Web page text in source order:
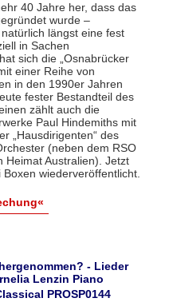
40 Jahre her, dass das
wurde –
längst eine fest
in Sachen
sich die „Osnabrücker
einer Reihe von
in den 1990er Jahren
fester Bestandteil des
zählt auch die
Paul Hindemiths mit
„Hausdirigenten“ des
(neben dem RSO
Heimat Australien). Jetzt
wiederveröffentlicht.
- Lieder
Lenzin Piano
PROSP0144